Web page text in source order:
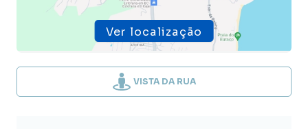
Ver localização
VISTA DA RUA